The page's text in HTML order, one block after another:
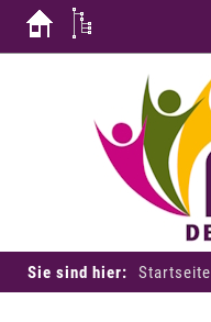
Sie sind hier: Startseite